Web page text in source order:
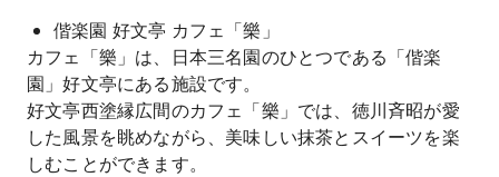
偕楽園 好文亭 カフェ「樂」
カフェ「樂」は、日本三名園のひとつである「偕楽
園」好文亭にある施設です。
好文亭西塗縁広間のカフェ「樂」では、徳川斉昭が愛
した風景を眺めながら、美味しい抹茶とスイーツを楽
しむことができます。